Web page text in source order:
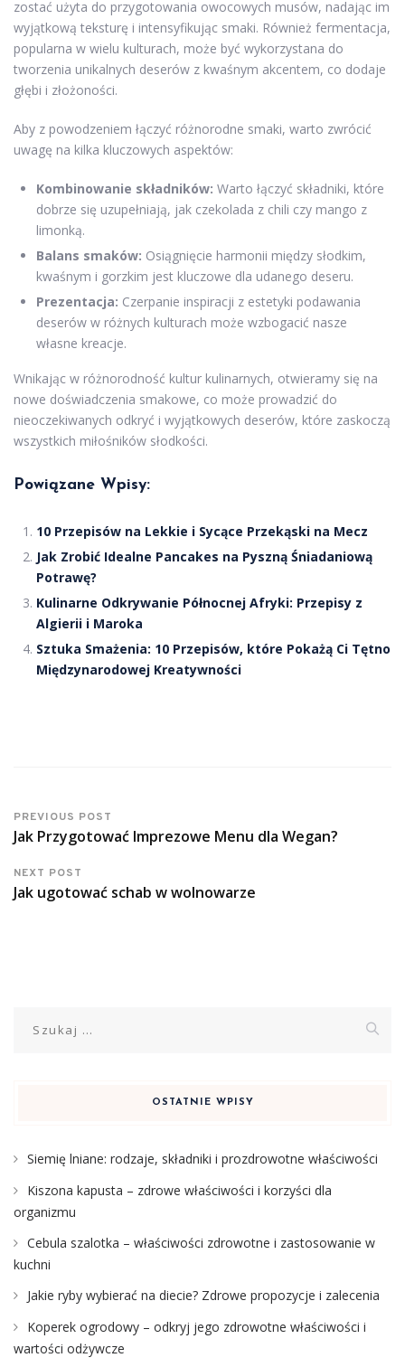
zostać użyta do przygotowania owocowych musów, nadając im
wyjątkową teksturę i intensyfikując smaki. Również fermentacja,
popularna w wielu kulturach, może być wykorzystana do
tworzenia unikalnych deserów z kwaśnym akcentem, co dodaje
głębi i złożoności.
Aby z powodzeniem łączyć różnorodne smaki, warto zwrócić
uwagę na kilka kluczowych aspektów:
Kombinowanie składników: Warto łączyć składniki, które
dobrze się uzupełniają, jak czekolada z chili czy mango z
limonką.
Balans smaków: Osiągnięcie harmonii między słodkim,
kwaśnym i gorzkim jest kluczowe dla udanego deseru.
Prezentacja: Czerpanie inspiracji z estetyki podawania
deserów w różnych kulturach może wzbogacić nasze
własne kreacje.
Wnikając w różnorodność kultur kulinarnych, otwieramy się na
nowe doświadczenia smakowe, co może prowadzić do
nieoczekiwanych odkryć i wyjątkowych deserów, które zaskoczą
wszystkich miłośników słodkości.
Powiązane Wpisy:
10 Przepisów na Lekkie i Sycące Przekąski na Mecz
Jak Zrobić Idealne Pancakes na Pyszną Śniadaniową
Potrawę?
Kulinarne Odkrywanie Północnej Afryki: Przepisy z
Algierii i Maroka
Sztuka Smażenia: 10 Przepisów, które Pokażą Ci Tętno
Międzynarodowej Kreatywności
PREVIOUS POST
Jak Przygotować Imprezowe Menu dla Wegan?
NEXT POST
Jak ugotować schab w wolnowarze
OSTATNIE WPISY
Siemię lniane: rodzaje, składniki i prozdrowotne właściwości
Kiszona kapusta – zdrowe właściwości i korzyści dla
organizmu
Cebula szalotka – właściwości zdrowotne i zastosowanie w
kuchni
Jakie ryby wybierać na diecie? Zdrowe propozycje i zalecenia
Koperek ogrodowy – odkryj jego zdrowotne właściwości i
wartości odżywcze